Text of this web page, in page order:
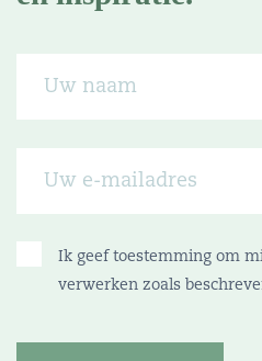
Ik geef toestemming om
verwerken zoals